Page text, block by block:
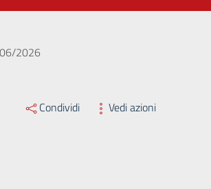
2026
Condividi Vedi azioni